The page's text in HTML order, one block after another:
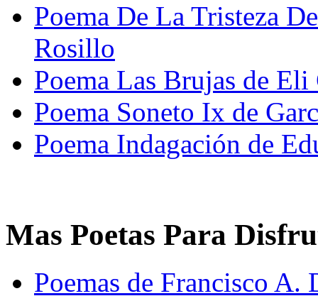
Poema De La Tristeza
Rosillo
Poema Las Brujas de
Poema Soneto Ix de
Poema Indagación de
Mas Poetas Para
Poemas de Francisco A.